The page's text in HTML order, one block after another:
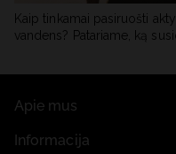
Kaip tinkamai pasiruošti
vandens? Patariame, ką
Apie mus
Informacija